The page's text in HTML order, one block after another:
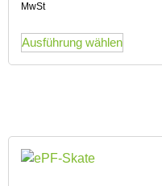
MwSt
Ausführung wählen